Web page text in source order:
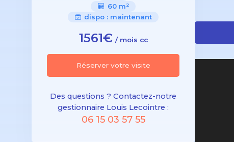
60 m²
dispo : maintenant
1561€ / mois cc
Réserver votre visite
Des questions ? Contactez-notre
gestionnaire Louis Lecointre :
06 15 03 57 55